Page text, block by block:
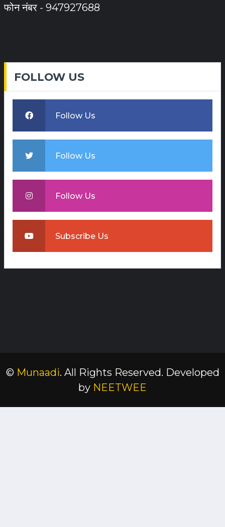
फोन नंबर - 947927688
FOLLOW US
Follow Us
Follow Us
Follow Us
Subscribe Us
© Munaadi. All Rights Reserved. Developed
by NEETWEE